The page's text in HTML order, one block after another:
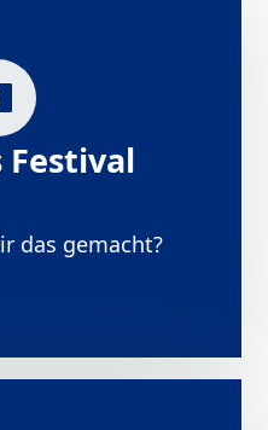
Festival
das gemacht?